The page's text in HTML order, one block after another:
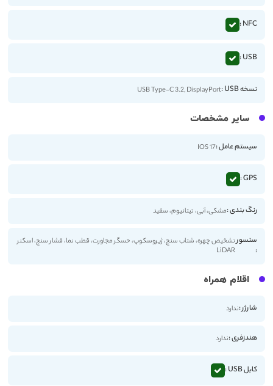
NFC :
USB :
نسخه USB : USB Type-C 3.2, DisplayPort
سایر مشخصات
سیستم عامل :IOS 17
GPS :
رنگ بندی :مشکی، آبی، تیتانیوم، سفید
سنسور
:
تشخیص چهره، شتاب سنج، ژیروسکوپ، حسگر مجاورت، قطب نما، فشار سنج، اسکنر
LiDAR
اقلام همراه
شارژر :ندارد
هندزفری :ندارد
کابل USB :